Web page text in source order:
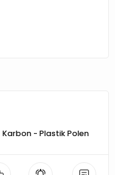
- Plastik Polen